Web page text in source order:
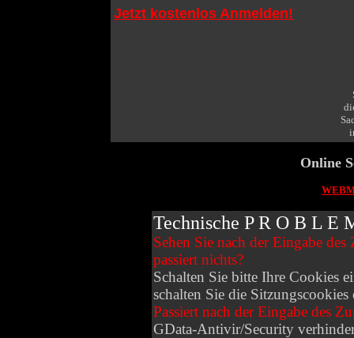
Jetzt kostenlos Anmelden!
Online
Technische P R O B L E
Sehen Sie nach der Eingabe
passiert nichts?
Schalten Sie bitte Ihre Cookies
schalten Sie die Sitzungscookies
Passiert nach der Eingabe des
GData-Antivir/Security